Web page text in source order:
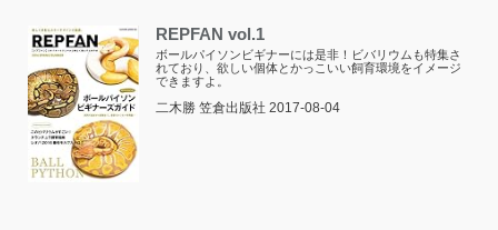
REPFAN vol.1
ボールパイソンビギナーには是非！ビバリウムも特集さ
れており、欲しい個体とかっこいい飼育環境をイメージ
できますよ。
二木勝 笠倉出版社 2017-08-04